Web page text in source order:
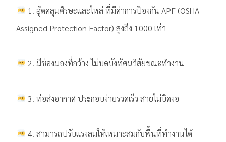
1. ฮู้ดคลุมศีรษะและไหล่ ที่มีค่าการป้องกัน APF (OSHA
Assigned Protection Factor) สูงถึง 1000 เท่า
2. มีช่องมองที่กว้าง ไม่บดบังทัศนวิสัยขณะทำงาน
3. ท่อส่งอากาศ ประกอบง่ายรวดเร็ว สายไม่บิดงอ
4. สามารถปรับแรงลมให้เหมาะสมกับพื้นที่ทำงานได้